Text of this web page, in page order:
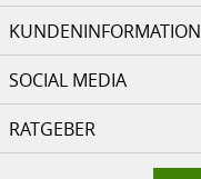
KUNDENINFORMATION
SOCIAL MEDIA
RATGEBER